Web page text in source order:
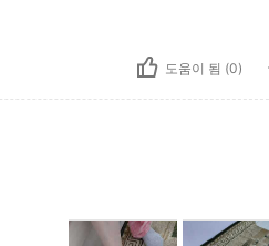
도움이 됨 (0)